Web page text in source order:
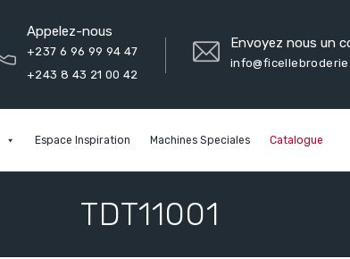
Appelez-nous
+237 6 96 99 94 47
+243 8 43 21 00 42
Envoyez nous un
Espace Inspiration Machines Speciales Catalogue
TDT11001